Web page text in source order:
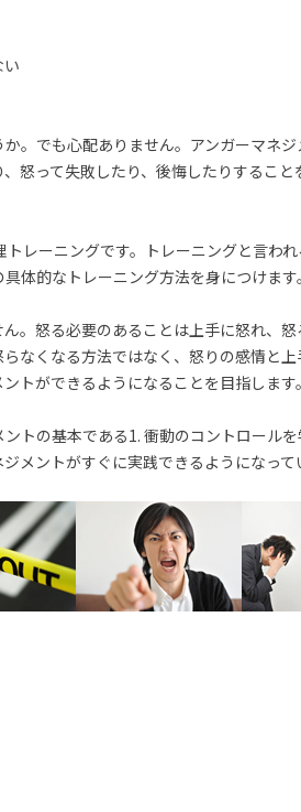
。でも心配ありません。アンガーマネ
怒って失敗したり、後悔したりすること
レーニングです。トレーニングと言わ
体的なトレーニング方法を身につけます。
。怒る必要のあることは上手に怒れ、
なくなる方法ではなく、怒りの感情と
トができるようになることを目指します。
トの基本である1. 衝動のコントロール
メントがすぐに実践できるようになって